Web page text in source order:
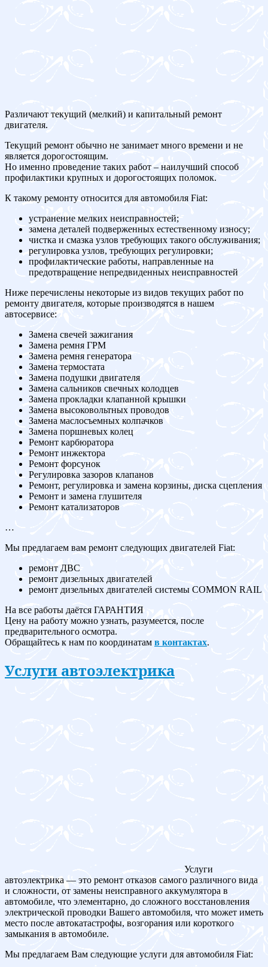
Различают текущий (мелкий) и капитальный ремонт
двигателя.
Текущий ремонт обычно не занимает много времени и не
является дорогостоящим.
Но именно проведение таких работ – наилучший способ
профилактики крупных и дорогостоящих поломок.
К такому ремонту относится для автомобиля Fiat:
устранение мелких неисправностей;
замена деталей подверженных естественному износу;
чистка и смазка узлов требующих такого обслуживания;
регулировка узлов, требующих регулировки;
профилактические работы, направленные на
предотвращение непредвиденных неисправностей
Ниже перечислены некоторые из видов текущих работ по
ремонту двигателя, которые производятся в нашем
автосервисе:
Замена свечей зажигания
Замена ремня ГРМ
Замена ремня генератора
Замена термостата
Замена подушки двигателя
Замена сальников свечных колодцев
Замена прокладки клапанной крышки
Замена высоковольтных проводов
Замена маслосъемных колпачков
Замена поршневых колец
Ремонт карбюратора
Ремонт инжектора
Ремонт форсунок
Регулировка зазоров клапанов
Ремонт, регулировка и замена корзины, диска сцепления
Ремонт и замена глушителя
Ремонт катализаторов
…
Мы предлагаем вам ремонт следующих двигателей Fiat:
ремонт ДВС
ремонт дизельных двигателей
ремонт дизельных двигателей системы COMMON RAIL
На все работы даётся ГАРАНТИЯ
Цену на работу можно узнать, разумеется, после
предварительного осмотра.
Обращайтесь к нам по координатам в контактах.
Услуги автоэлектрика
Услуги
автоэлектрика — это ремонт отказов самого различного вида
и сложности, от замены неисправного аккумулятора в
автомобиле, что элементарно, до сложного восстановления
электрической проводки Вашего автомобиля, что может иметь
место после автокатастрофы, возгорания или короткого
замыкания в автомобиле.
Мы предлагаем Вам следующие услуги для автомобиля Fiat: